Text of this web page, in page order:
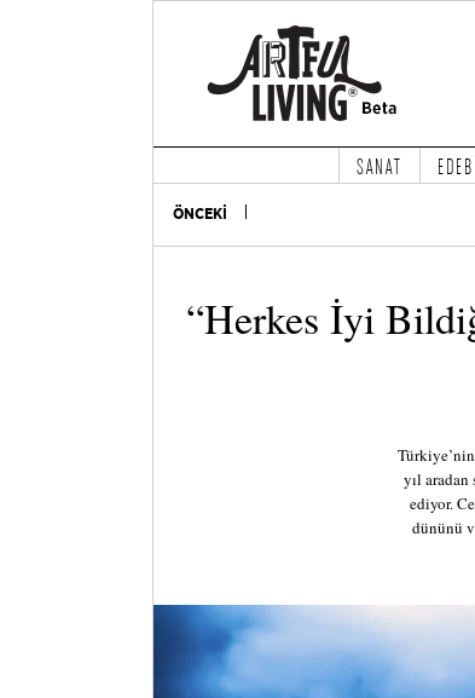
SANAT
ÖNCEKİ
“Herkes İyi
yıl
ediyor.
dününü